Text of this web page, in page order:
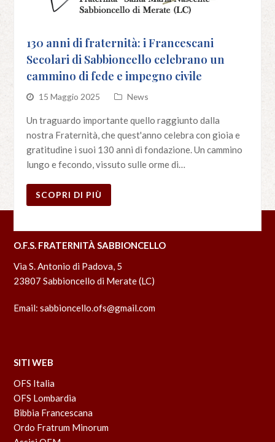
130 anni di fraternità: i Francescani
Secolari di Sabbioncello celebrano un
cammino di fede e impegno civile
15 Maggio 2025 News
Un traguardo importante quello raggiunto dalla
nostra Fraternità, che quest'anno celebra con gioia e
gratitudine i suoi 130 anni di fondazione. Un cammino
lungo e fecondo, vissuto sulle orme di…
SCOPRI DI PIÙ
O.F.S. FRATERNITÀ SABBIONCELLO
Via S. Antonio di Padova, 5
23807 Sabbioncello di Merate (LC)
Email:sabbioncello.ofs@gmail.com
SITI WEB
OFS Italia
OFS Lombardia
Bibbia Francescana
Ordo Fratrum Minorum